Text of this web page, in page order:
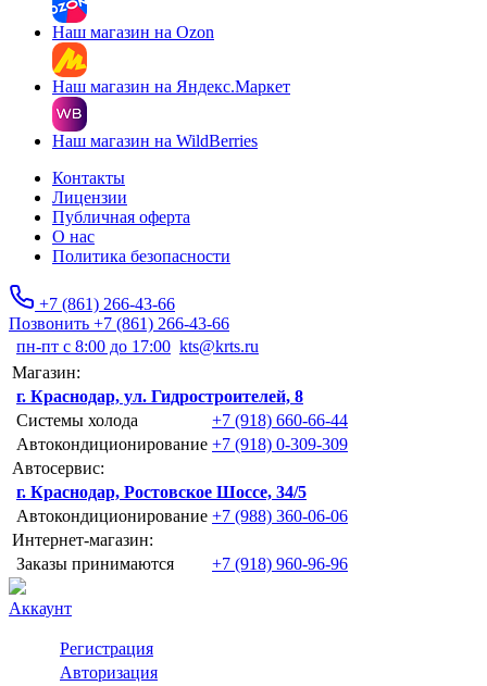
Наш магазин на Ozon
Наш магазин на Яндекс.Маркет
Наш магазин на WildBerries
Контакты
Лицензии
Публичная оферта
О нас
Политика безопасности
+7 (861) 266-43-66
Позвонить +7 (861) 266-43-66
пн-пт с 8:00 до 17:00 kts@krts.ru
Магазин:
г. Краснодар, ул. Гидростроителей, 8
Системы холода
+7 (918) 660-66-44
Автокондиционирование +7 (918) 0-309-309
Автосервис:
г. Краснодар, Ростовское Шоссе, 34/5
Автокондиционирование +7 (988) 360-06-06
Интернет-магазин:
Заказы принимаются
+7 (918) 960-96-96
Аккаунт
Регистрация
Авторизация